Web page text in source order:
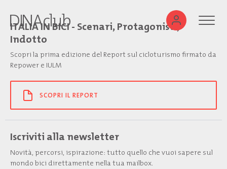
ITALIA IN BICI - Scenari, Protagonisti,
Indotto
Scopri la prima edizione del Report sul cicloturismo firmato da
Repower e IULM
SCOPRI IL REPORT
Iscriviti alla newsletter
Novità, percorsi, ispirazione: tutto quello che vuoi sapere sul
mondo bici direttamente nella tua mailbox.